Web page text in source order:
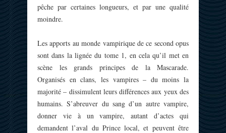
pêche par certaines longueurs, et par une qualité
moindre.
Les apports au monde vampirique de ce second opus
sont dans la lignée du tome 1, en cela qu’il met en
scène les grands principes de la Mascarade.
Organisés en clans, les vampires – du moins la
majorité – dissimulent leurs différences aux yeux des
humains. S’abreuver du sang d’un autre vampire,
donner vie à un vampire, autant d’actes qui
demandent l’aval du Prince local, et peuvent être